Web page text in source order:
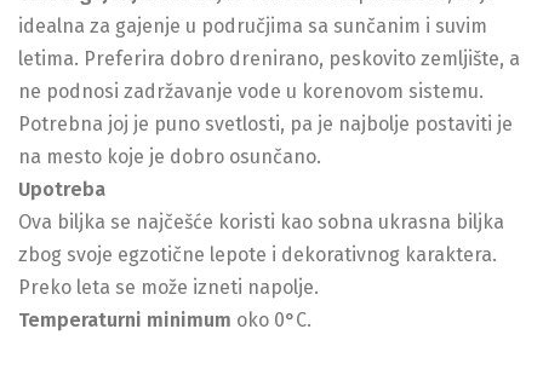
idealna za gajenje u područjima sa sunčanim i suvim
letima. Preferira dobro drenirano, peskovito zemljište, a
ne podnosi zadržavanje vode u korenovom sistemu.
Potrebna joj je puno svetlosti, pa je najbolje postaviti je
na mesto koje je dobro osunčano.
Upotreba
Ova biljka se najčešće koristi kao sobna ukrasna biljka
zbog svoje egzotične lepote i dekorativnog karaktera.
Preko leta se može izneti napolje.
Temperaturni minimum oko 0°C.